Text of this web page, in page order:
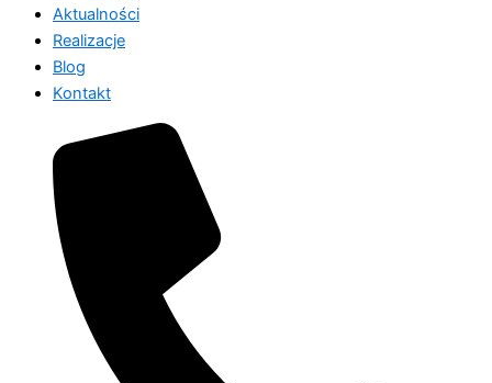
Aktualności
Realizacje
Blog
Kontakt